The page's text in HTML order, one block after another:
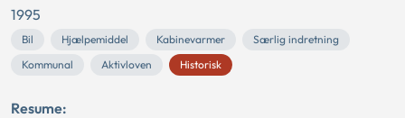
1995
Bil Hjælpemiddel Kabinevarmer
Særlig indretning
Kommunal
Aktivloven Historisk
Resume: